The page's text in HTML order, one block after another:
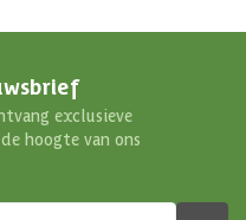
exclusieve
hoogte van ons